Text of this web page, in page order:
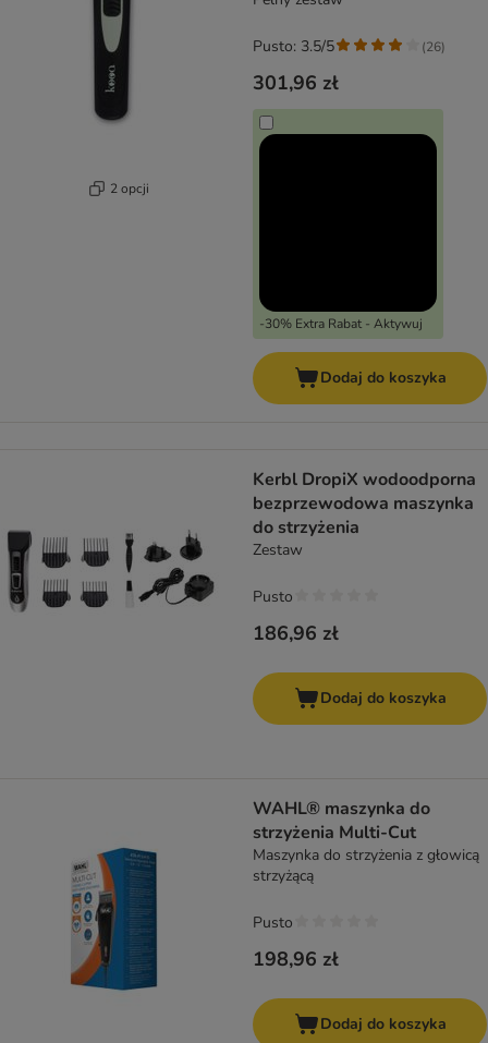
2 opcji
301,96 zł
-30% Extra Rabat - Aktywuj
Pusto: 3.5/5 (26)
Dodaj do koszyka
Kerbl DropiX wodoodporna
bezprzewodowa maszynka
do strzyżenia
Zestaw
186,96 zł
Pusto
Dodaj do koszyka
WAHL® maszynka do
strzyżenia Multi-Cut
Maszynka do strzyżenia z głowicą
strzyżącą
198,96 zł
Pusto
Dodaj do koszyka